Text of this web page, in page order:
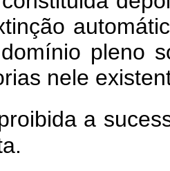
pleno
nele
a